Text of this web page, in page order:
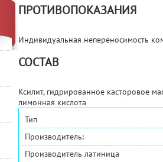
ПРОТИВОПОКАЗАНИЯ
Индивидуальная непереносимость
СОСТАВ
Ксилит, гидрированное касторовое
лимонная кислота
Тип
Производитель:
Производитель латиница